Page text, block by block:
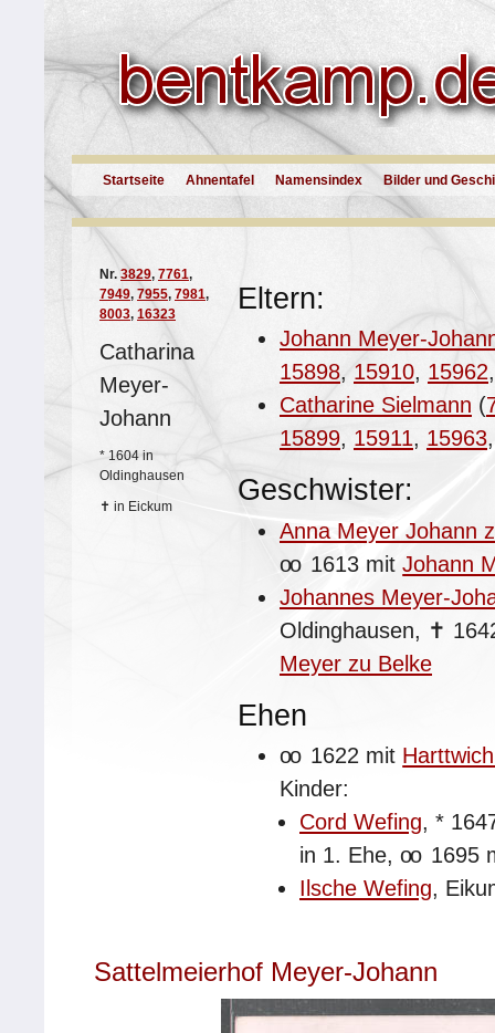
Startseite Ahnentafel Namensindex Bilder und
Nr. 3829, 7761,
7949, 7955, 7981,
8003, 16323
Catharina
Meyer-
Johann
* 1604 in
Oldinghausen
✝ in Eickum
Eltern:
Johann Meyer-
15898, 15910, 15962
Catharine Sielmann (
15899, 15911, 15963
Geschwister:
Anna Meyer Johann
oo 1613 mitJohann
Johannes Meyer-
Oldinghausen, ✝
Meyer zu Belke
Ehen
oo 1622 mit
Kinder:
Cord Wefing, *
in 1. Ehe, oo 1695
Ilsche Wefing,
Sattelmeierhof Meyer-Johann